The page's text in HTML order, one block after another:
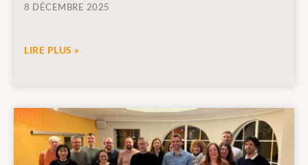
8 DÉCEMBRE 2025
LIRE PLUS »